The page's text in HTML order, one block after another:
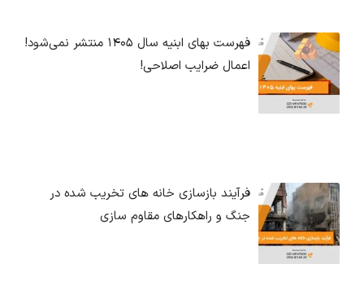
فهرست بهای ابنیه سال ۱۴۰۵ منتشر نمی‌شود!
اعمال ضرایب اصلاحی!
فرآیند بازسازی خانه های تخریب شده در
جنگ و راهکارهای مقاوم سازی